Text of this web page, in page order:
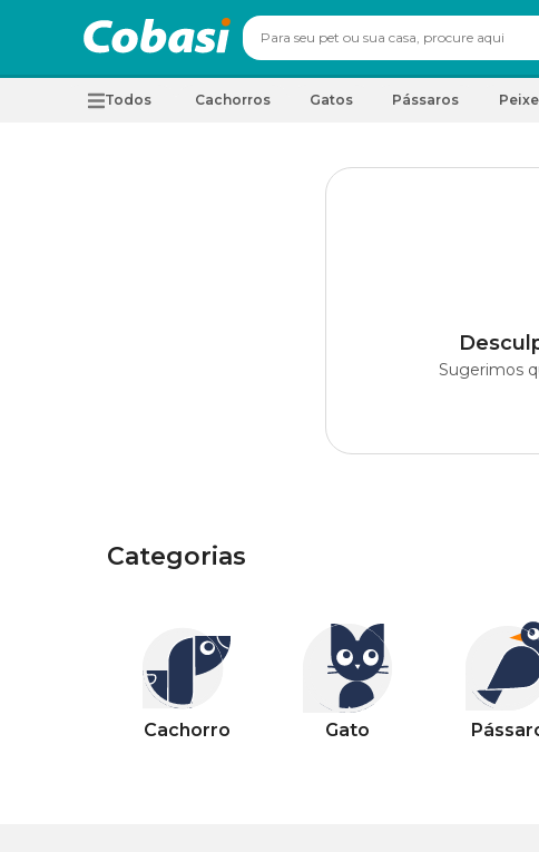
Todos Cachorros Gatos Pássaros
Sugerimos
Categorias
Cachorro Gato